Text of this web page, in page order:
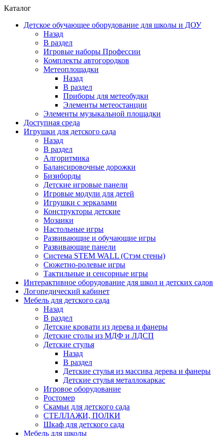
Каталог
Детское обучающее оборудование для школы и ДОУ
Назад
В раздел
Игровые наборы Профессии
Комплекты автогородков
Метеоплощадки
Назад
В раздел
Приборы для метеобудки
Элементы метеостанции
Элементы музыкальной площадки
Доступная среда
Игрушки для детского сада
Назад
В раздел
Алгоритмика
Балансировочные дорожки
Бизиборды
Детские игровые панели
Игровые модули для детей
Игрушки с зеркалами
Конструкторы детские
Мозаики
Настольные игры
Развивающие и обучающие игры
Развивающие панели
Система STEM WALL (Cтэм стены)
Сюжетно-ролевые игры
Тактильные и сенсорные игры
Интерактивное оборудование для школ и детских садов
Логопедический кабинет
Мебель для детского сада
Назад
В раздел
Детские кровати из дерева и фанеры
Детские столы из МДФ и ЛДСП
Детские стулья
Назад
В раздел
Детские стулья из массива дерева и фанеры
Детские стулья металлокаркас
Игровое оборудование
Ростомер
Скамьи для детского сада
СТЕЛЛАЖИ, ПОЛКИ
Шкаф для детского сада
Мебель для школы